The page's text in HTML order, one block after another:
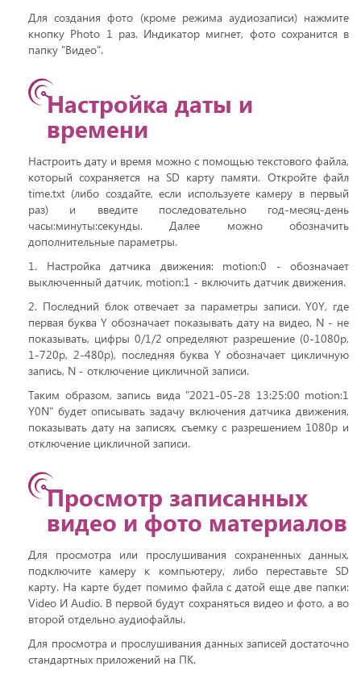
Для создания фото (кроме режима аудиозаписи) нажмите
кнопку Photo 1 раз. Индикатор мигнет, фото сохранится в
папку "Видео".
Настройка даты и
времени
Настроить дату и время можно с помощью текстового файла,
который сохраняется на SD карту памяти. Откройте файл
time.txt (либо создайте, если используете камеру в первый
раз) и введите последовательно год-месяц-день
часы:минуты:секунды. Далее можно обозначить
дополнительные параметры.
1. Настройка датчика движения: motion:0 - обозначает
выключенный датчик, motion:1 - включить датчик движения.
2. Последний блок отвечает за параметры записи. Y0Y, где
первая буква Y обозначает показывать дату на видео, N - не
показывать, цифры 0/1/2 определяют разрешение (0-1080р,
1-720р, 2-480р), последняя буква Y обозначает цикличную
запись, N - отключение цикличной записи.
Таким образом, запись вида "2021-05-28 13:25:00 motion:1
Y0N" будет описывать задачу включения датчика движения,
показывать дату на записях, съемку с разрешением 1080р и
отключение цикличной записи.
Просмотр записанных
видео и фото материалов
Для просмотра или прослушивания сохраненных данных,
подключите камеру к компьютеру, либо переставьте SD
карту. На карте будет помимо файла с датой еще две папки:
Video И Audio. В первой будут сохраняться видео и фото, а во
второй отдельно аудиофайлы.
Для просмотра и прослушивания данных записей достаточно
стандартных приложений на ПК.